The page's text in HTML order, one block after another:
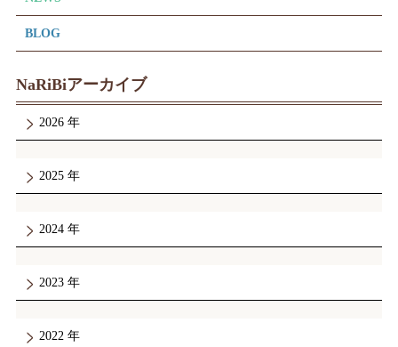
BLOG
NaRiBiアーカイブ
2026
2025
2024
2023
2022